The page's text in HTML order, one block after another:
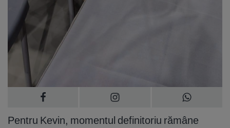
Pentru Kevin, momentul definitoriu rămâne